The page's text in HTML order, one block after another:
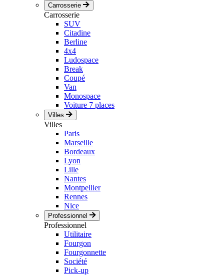
Carrosserie
Carrosserie
SUV
Citadine
Berline
4x4
Ludospace
Break
Coupé
Van
Monospace
Voiture 7 places
Villes
Villes
Paris
Marseille
Bordeaux
Lyon
Lille
Nantes
Montpellier
Rennes
Nice
Professionnel
Professionnel
Utilitaire
Fourgon
Fourgonnette
Société
Pick-up